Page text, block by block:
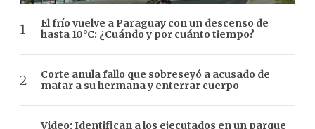
El frío vuelve a Paraguay con un descenso de
hasta 10°C: ¿Cuándo y por cuánto tiempo?
Corte anula fallo que sobreseyó a acusado de
matar a su hermana y enterrar cuerpo
Video: Identifican a los ejecutados en un parque